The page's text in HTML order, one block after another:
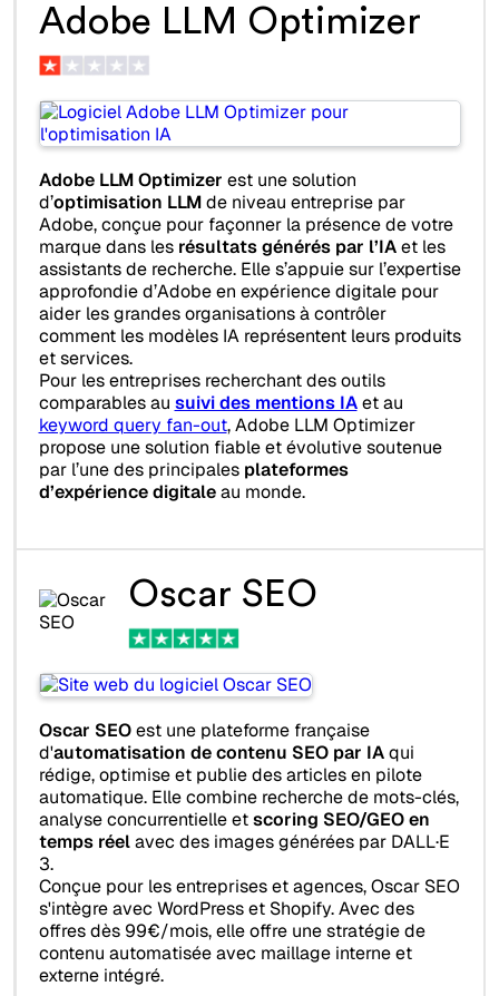
Adobe LLM Optimizer
Adobe LLM Optimizer est une solution
d’optimisation LLMde niveau entreprise par
Adobe, conçue pour façonner la présence de votre
marque dans les résultats générés par l’IAet les
assistants de recherche. Elle s’appuie sur l’expertise
approfondie d’Adobe en expérience digitale pour
aider les grandes organisations à contrôler
comment les modèles IA représentent leurs produits
et services.
Pour les entreprises recherchant des outils
comparables au suivi des mentions IAet au
keyword query fan-out, Adobe LLM Optimizer
propose une solution fiable et évolutive soutenue
par l’une des principales plateformes
d’expérience digitaleau monde.
Oscar SEO
Oscar SEOest une plateforme française
d'automatisation de contenu SEO par IAqui
rédige, optimise et publie des articles en pilote
automatique. Elle combine recherche de mots-clés,
analyse concurrentielle etscoring SEO/GEO en
temps réelavec des images générées par DALL·E
3.
Conçue pour les entreprises et agences, Oscar SEO
s'intègre avec WordPress et Shopify. Avec des
offres dès 99€/mois, elle offre une stratégie de
contenu automatisée avec maillage interne et
externe intégré.